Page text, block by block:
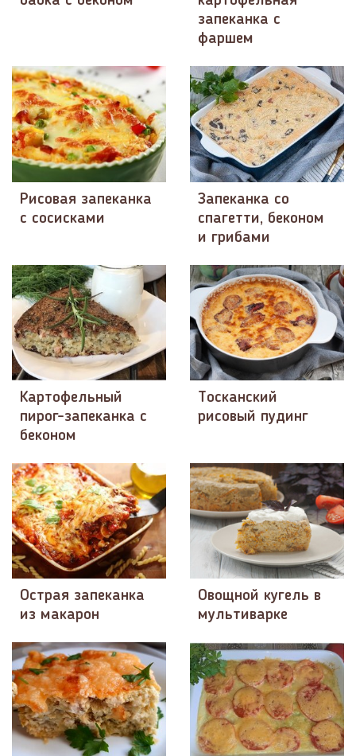
запеканка с
фаршем
Рисовая запеканка
с сосисками
Запеканка со
спагетти, беконом
и грибами
Картофельный
пирог-запеканка с
беконом
Тосканский
рисовый пудинг
Острая запеканка
из макарон
Овощной кугель в
мультиварке